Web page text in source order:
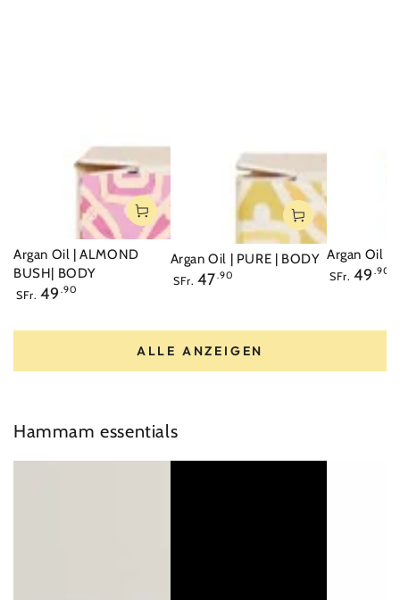
Argan Oil | ALMOND
BUSH| BODY
Regulärer
SFr. 49 .90
Argan Oil | PURE | BODY
Regulärer
SFr. 47.90
Argan Oil |
Regulärer
SFr. 49 .90
ALLE ANZEIGEN
Hammam essentials